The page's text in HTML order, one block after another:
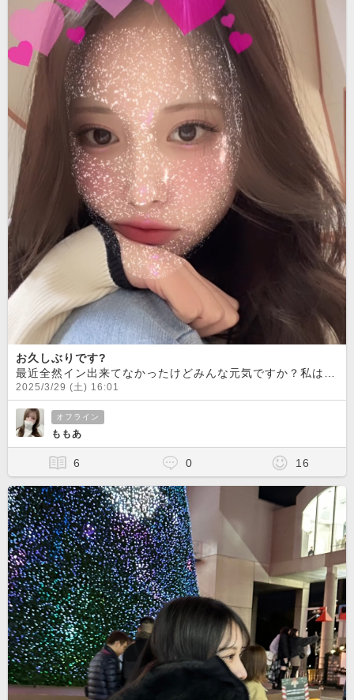
お久しぶりです?
2025/3/29 (土) 16:01
オフライン
ももあ
6 0 16